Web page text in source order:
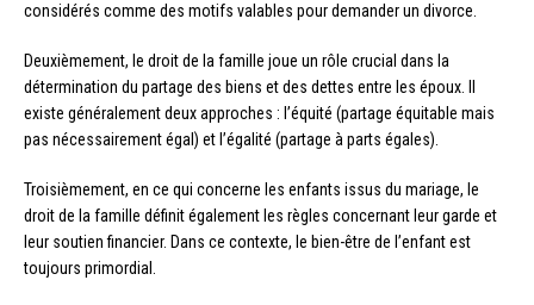
considérés comme des motifs valables pour demander un divorce.
Deuxièmement, le droit de la famille joue un rôle crucial dans la
détermination du partage des biens et des dettes entre les époux. Il
existe généralement deux approches : l’équité (partage équitable mais
pas nécessairement égal) et l’égalité (partage à parts égales).
Troisièmement, en ce qui concerne les enfants issus du mariage, le
droit de la famille définit également les règles concernant leur garde et
leur soutien financier. Dans ce contexte, le bien-être de l’enfant est
toujours primordial.